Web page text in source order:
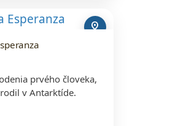
pin_drop
prvého človeka,
v Antarktíde.